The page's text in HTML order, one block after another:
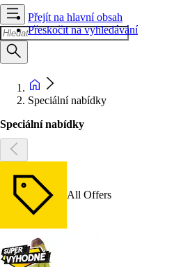
Přejít na hlavní obsah
Přeskočit na vyhledávání
Speciální nabídky
Speciální nabídky
All Offers